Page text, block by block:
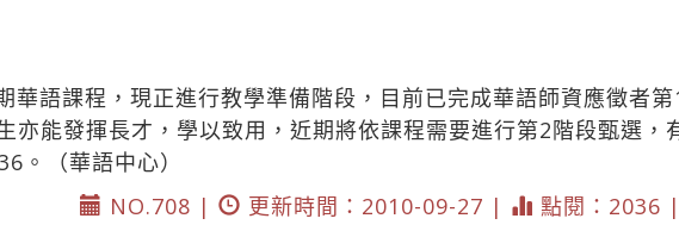
華語課程，現正進行教學準備階段，目前已完成華語師資應徵者
亦能發揮長才，學以致用，近期將依課程需要進行第2階段甄選，
。（華語中心）
NO.708 |
更新時間：2010-09-27 | 點閱：2036 |